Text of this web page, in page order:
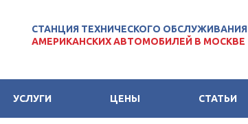
СТАНЦИЯ ТЕХНИЧЕСКОГО ОБСЛУЖИВАНИЯ
АМЕРИКАНСКИХ АВТОМОБИЛЕЙ В МОСКВЕ
УСЛУГИ ЦЕНЫ СТАТЬИ